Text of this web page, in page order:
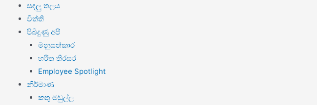
සඳලු තලය
විත්ති
පිබිදුණු අපි
මනුසත්කාර
හරිත තිරසර
Employee Spotlight
නිර්මාණ
කතු මඬුල්ල